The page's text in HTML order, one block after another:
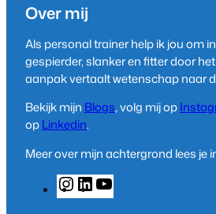
Over mij
Als personal trainer help ik jou om
gespierder, slanker en fitter door
aanpak vertaalt wetenschap naar
Bekijk mijn Blogs, volg mij op
opLinkedin.
Meer over mijn achtergrond lees je
n
L
i
o